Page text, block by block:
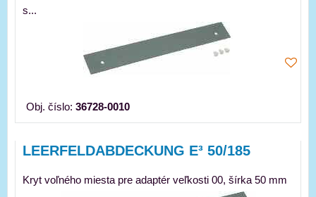
s...
Obj. číslo: 36728-0010
LEERFELDABDECKUNG E³ 50/185
Kryt voľného miesta pre adaptér veľkosti 00, šírka 50 mm